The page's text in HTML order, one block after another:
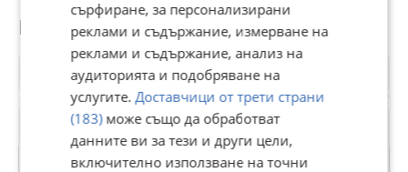
Потребител
сърфиране, за персонализирани
реклами и съдържание, измерване на
реклами и съдържание, анализ на
аудиторията и подобряване на
услугите.Доставчици от трети страни
(183)може също да обработват
данните ви за тези и други цели,
включително използване на точни